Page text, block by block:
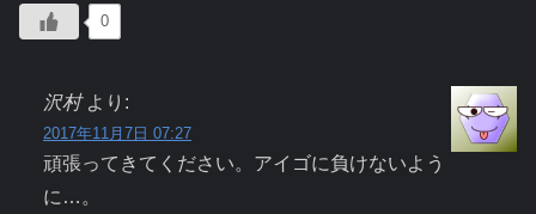
0
沢村 より:
2017年11月7日 07:27
頑張ってきてください。アイゴに負けないよう
に…。